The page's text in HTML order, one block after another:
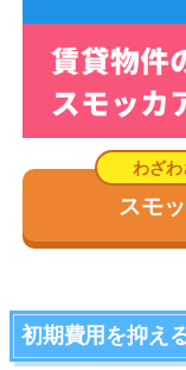
スモ
初期費用を抑え